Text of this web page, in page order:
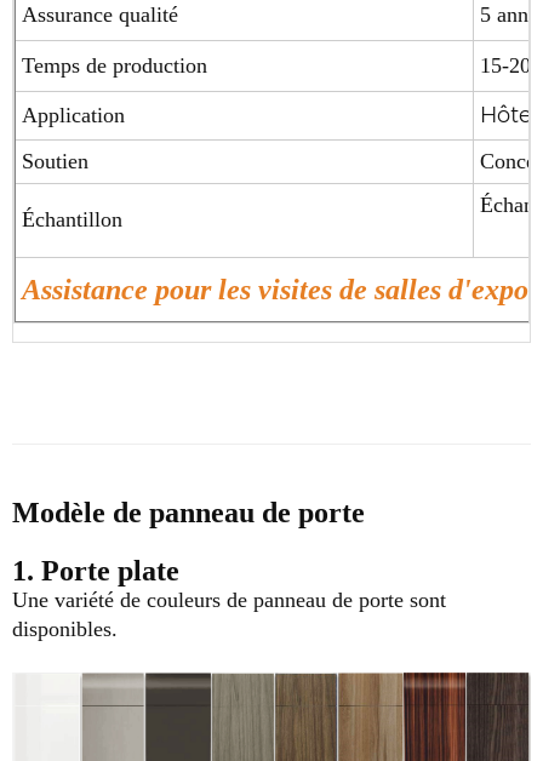
Assurance qualité
5
Temps de production 15-20
Application
Soutien
Échantillon
Assistance pour les visites de salles
Modèle de panneau de porte
1. Porte plate
Une variété de couleurs de panneau de porte sont
disponibles.